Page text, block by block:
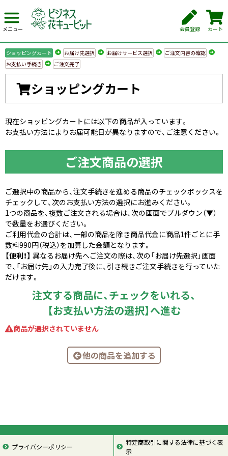
メニュー 会員登録 カート
ショッピングカート お届け先選択 お届けサービス選択
ご注文内容の確認
お支払い手続き
ご注文完了
ショッピングカート
現在ショッピングカートには以下の商品が入っています。
お支払い方法によりお届可能日が異なりますので、ご注意ください。
ご注文商品の選択
ご選択中の商品から、注文手続きを進める商品のチェックボックスを
チェックして、次のお支払い方法の選択にお進みください。
1つの商品を、複数ご注文される場合は、次の画面でプルダウン（▼）
で数量をお選びください。
ご利用代金の合計は、一部の商品を除き商品代金に商品1件ごとに手
数料990円（税込）を加算した金額となります。
【便利！】 異なるお届け先へご注文の際は、次の「お届け先選択」画面
で、「お届け先」の入力完了後に、引き続きご注文手続きを行っていた
だけます。
注文する商品に、チェックをいれる、
【お支払い方法の選択】へ進む
商品が選択されていません
他の商品を追加する
プライバシーポリシー
特定商取引に関する法律に基づく表
示